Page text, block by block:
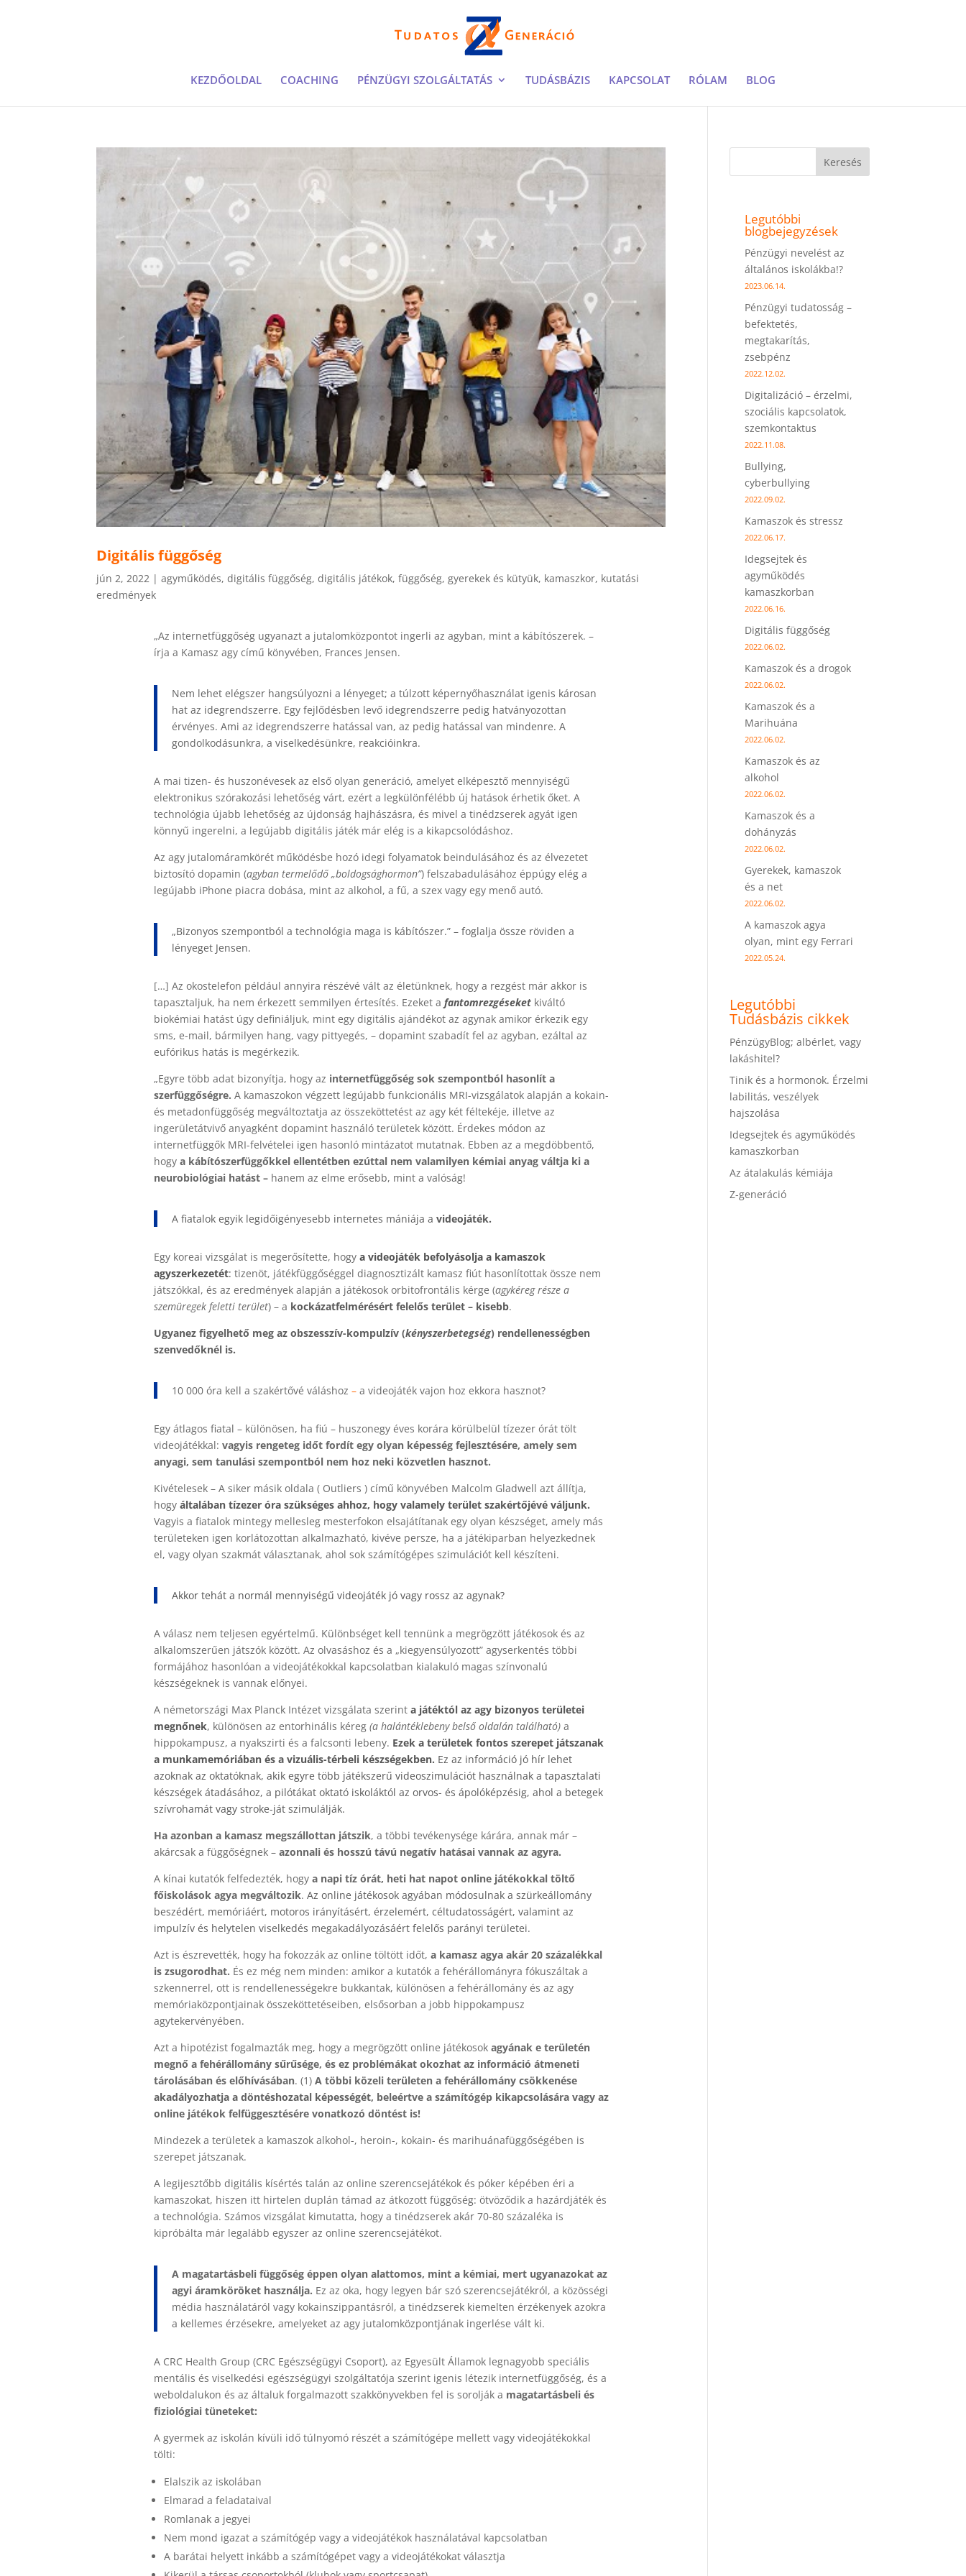
KEZDŐOLDAL COACHING PÉNZÜGYI SZOLGÁLTATÁS TUDÁSBÁZIS KAPCSOLAT RÓLAM BLOG
Digitális függőség
jún 2, 2022 |agyműködés,digitális függőség,digitális játékok,függőség,gyerekek és kütyük, kamaszkor, kutatási
eredmények
„Az internetfüggőség ugyanazt a jutalomközpontot ingerli az agyban, mint a kábítószerek. –
írja a Kamasz agy című könyvében, Frances Jensen.
Nem lehet elégszer hangsúlyozni a lényeget; a túlzott képernyőhasználat igenis károsan
hat az idegrendszerre. Egy fejlődésben levő idegrendszerre pedig hatványozottan
érvényes. Ami az idegrendszerre hatással van, az pedig hatással van mindenre. A
gondolkodásunkra, a viselkedésünkre, reakcióinkra.
A mai tizen- és huszonévesek az első olyan generáció, amelyet elképesztő mennyiségű
elektronikus szórakozási lehetőség várt, ezért a legkülönfélébb új hatások érhetik őket. A
technológia újabb lehetőség az újdonság hajhászásra, és mivel a tinédzserek agyát igen
könnyű ingerelni, a legújabb digitális játék már elég is a kikapcsolódáshoz.
Az agy jutalomáramkörét működésbe hozó idegi folyamatok beindulásához és az élvezetet
biztosító dopamin (agyban termelődő „boldogsághormon”) felszabadulásához éppúgy elég a
legújabb iPhone piacra dobása, mint az alkohol, a fű, a szex vagy egy menő autó.
„Bizonyos szempontból a technológia maga is kábítószer.”– foglalja össze röviden a
lényeget Jensen.
[…] Az okostelefon például annyira részévé vált az életünknek, hogy a rezgést már akkor is
tapasztaljuk, ha nem érkezett semmilyen értesítés. Ezeket a fantomrezgéseketkiváltó
biokémiai hatást úgy definiáljuk, mint egy digitális ajándékot az agynak amikor érkezik egy
sms, e-mail, bármilyen hang, vagy pittyegés, – dopamint szabadít fel az agyban, ezáltal az
eufórikus hatás is megérkezik.
„Egyre több adat bizonyítja, hogy az internetfüggőség sok szempontból hasonlít a
szerfüggőségre. A kamaszokon végzett legújabb funkcionális MRI-vizsgálatok alapján a kokain-
és metadonfüggőség megváltoztatja az összeköttetést az agy két féltekéje, illetve az
ingerületátvivő anyagként dopamint használó területek között. Érdekes módon az
internetfüggők MRI-felvételei igen hasonló mintázatot mutatnak. Ebben az a megdöbbentő,
hogy a kábítószerfüggőkkel ellentétben ezúttal nem valamilyen kémiai anyag váltja ki a
neurobiológiai hatást – hanem az elme erősebb, mint a valóság!
A fiatalok egyik legidőigényesebb internetes mániája a videojáték.
Egy koreai vizsgálat is megerősítette, hogy a videojáték befolyásolja a kamaszok
agyszerkezetét: tizenöt, játékfüggőséggel diagnosztizált kamasz fiút hasonlítottak össze nem
játszókkal, és az eredmények alapján a játékosok orbitofrontális kérge (agykéreg része a
szemüregek feletti terület) – a kockázatfelmérésért felelős terület – kisebb.
Ugyanez figyelhető meg az obszesszív-kompulzív (kényszerbetegség) rendellenességben
szenvedőknél is.
10 000 óra kell a szakértővé váláshoz –a videojáték vajon hoz ekkora hasznot?
Egy átlagos fiatal – különösen, ha fiú – huszonegy éves korára körülbelül tízezer órát tölt
videojátékkal: vagyis rengeteg időt fordít egy olyan képesség fejlesztésére, amely sem
anyagi, sem tanulási szempontból nem hoz neki közvetlen hasznot.
Kivételesek – A siker másik oldala ( Outliers ) című könyvében Malcolm Gladwell azt állítja,
hogy általában tízezer óra szükséges ahhoz, hogy valamely terület szakértőjévé váljunk.
Vagyis a fiatalok mintegy mellesleg mesterfokon elsajátítanak egy olyan készséget, amely más
területeken igen korlátozottan alkalmazható, kivéve persze, ha a játékiparban helyezkednek
el, vagy olyan szakmát választanak, ahol sok számítógépes szimulációt kell készíteni.
Akkor tehát a normál mennyiségű videojáték jó vagy rossz az agynak?
A válasz nem teljesen egyértelmű. Különbséget kell tennünk a megrögzött játékosok és az
alkalomszerűen játszók között. Az olvasáshoz és a „kiegyensúlyozott” agyserkentés többi
formájához hasonlóan a videojátékokkal kapcsolatban kialakuló magas színvonalú
készségeknek is vannak előnyei.
A németországi Max Planck Intézet vizsgálata szerint a játéktól az agy bizonyos területei
megnőnek, különösen az entorhinális kéreg (a halántéklebeny belső oldalán található) a
hippokampusz, a nyakszirti és a falcsonti lebeny. Ezek a területek fontos szerepet játszanak
a munkamemóriában és a vizuális-térbeli készségekben. Ez az információ jó hír lehet
azoknak az oktatóknak, akik egyre több játékszerű videoszimulációt használnak a tapasztalati
készségek átadásához, a pilótákat oktató iskoláktól az orvos- és ápolóképzésig, ahol a betegek
szívrohamát vagy stroke-ját szimulálják.
Ha azonban a kamasz megszállottan játszik, a többi tevékenysége kárára, annak már –
akárcsak a függőségnek – azonnali és hosszú távú negatív hatásai vannak az agyra.
A kínai kutatók felfedezték, hogy a napi tíz órát, heti hat napot online játékokkal töltő
főiskolások agya megváltozik. Az online játékosok agyában módosulnak a szürkeállomány
beszédért, memóriáért, motoros irányításért, érzelemért, céltudatosságért, valamint az
impulzív és helytelen viselkedés megakadályozásáért felelős parányi területei.
Azt is észrevették, hogy ha fokozzák az online töltött időt, a kamasz agya akár 20 százalékkal
is zsugorodhat. És ez még nem minden: amikor a kutatók a fehérállományra fókuszáltak a
szkennerrel, ott is rendellenességekre bukkantak, különösen a fehérállomány és az agy
memóriaközpontjainak összeköttetéseiben, elsősorban a jobb hippokampusz
agytekervényében.
Azt a hipotézist fogalmazták meg, hogy a megrögzött online játékosok agyának e területén
megnő a fehérállomány sűrűsége, és ez problémákat okozhat az információ átmeneti
tárolásában és előhívásában. (1) A többi közeli területen a fehérállomány csökkenése
akadályozhatja a döntéshozatal képességét, beleértve a számítógép kikapcsolására vagy az
online játékok felfüggesztésére vonatkozó döntést is!
Mindezek a területek a kamaszok alkohol-, heroin-, kokain- és marihuánafüggőségében is
szerepet játszanak.
A legijesztőbb digitális kísértés talán az online szerencsejátékok és póker képében éri a
kamaszokat, hiszen itt hirtelen duplán támad az átkozott függőség: ötvöződik a hazárdjáték és
a technológia. Számos vizsgálat kimutatta, hogy a tinédzserek akár 70-80 százaléka is
kipróbálta már legalább egyszer az online szerencsejátékot.
A magatartásbeli függőség éppen olyan alattomos, mint a kémiai, mert ugyanazokat az
agyi áramköröket használja. Ez az oka, hogy legyen bár szó szerencsejátékról, a közösségi
média használatáról vagy kokainszippantásról, a tinédzserek kiemelten érzékenyek azokra
a kellemes érzésekre, amelyeket az agy jutalomközpontjának ingerlése vált ki.
A CRC Health Group (CRC Egészségügyi Csoport), az Egyesült Államok legnagyobb speciális
mentális és viselkedési egészségügyi szolgáltatója szerint igenis létezik internetfüggőség, és a
weboldalukon és az általuk forgalmazott szakkönyvekben fel is sorolják a magatartásbeli és
fiziológiai tüneteket:
A gyermek az iskolán kívüli idő túlnyomó részét a számítógépe mellett vagy videojátékokkal
tölti:
Elalszik az iskolában
Elmarad a feladataival
Romlanak a jegyei
Nem mond igazat a számítógép vagy a videojátékok használatával kapcsolatban
A barátai helyett inkább a számítógépet vagy a videojátékokat választja
Keresés
Legutóbbi
blogbejegyzések
Pénzügyi nevelést az
általános iskolákba!?
2023.06.14.
Pénzügyi tudatosság –
befektetés,
megtakarítás,
zsebpénz
2022.12.02.
Digitalizáció – érzelmi,
szociális kapcsolatok,
szemkontaktus
2022.11.08.
Bullying,
cyberbullying
2022.09.02.
Kamaszok és stressz
2022.06.17.
Idegsejtek és
agyműködés
kamaszkorban
2022.06.16.
Digitális függőség
2022.06.02.
Kamaszok és a drogok
2022.06.02.
Kamaszok és a
Marihuána
2022.06.02.
Kamaszok és az
alkohol
2022.06.02.
Kamaszok és a
dohányzás
2022.06.02.
Gyerekek, kamaszok
és a net
2022.06.02.
A kamaszok agya
olyan, mint egy Ferrari
2022.05.24.
Legutóbbi
Tudásbázis cikkek
PénzügyBlog; albérlet, vagy
lakáshitel?
Tinik és a hormonok. Érzelmi
labilitás, veszélyek
hajszolása
Idegsejtek és agyműködés
kamaszkorban
Az átalakulás kémiája
Z-generáció